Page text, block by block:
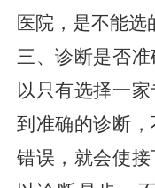
医院，是不能选
三、诊断是否
以只有选择一
到准确的诊断
错误，就会使